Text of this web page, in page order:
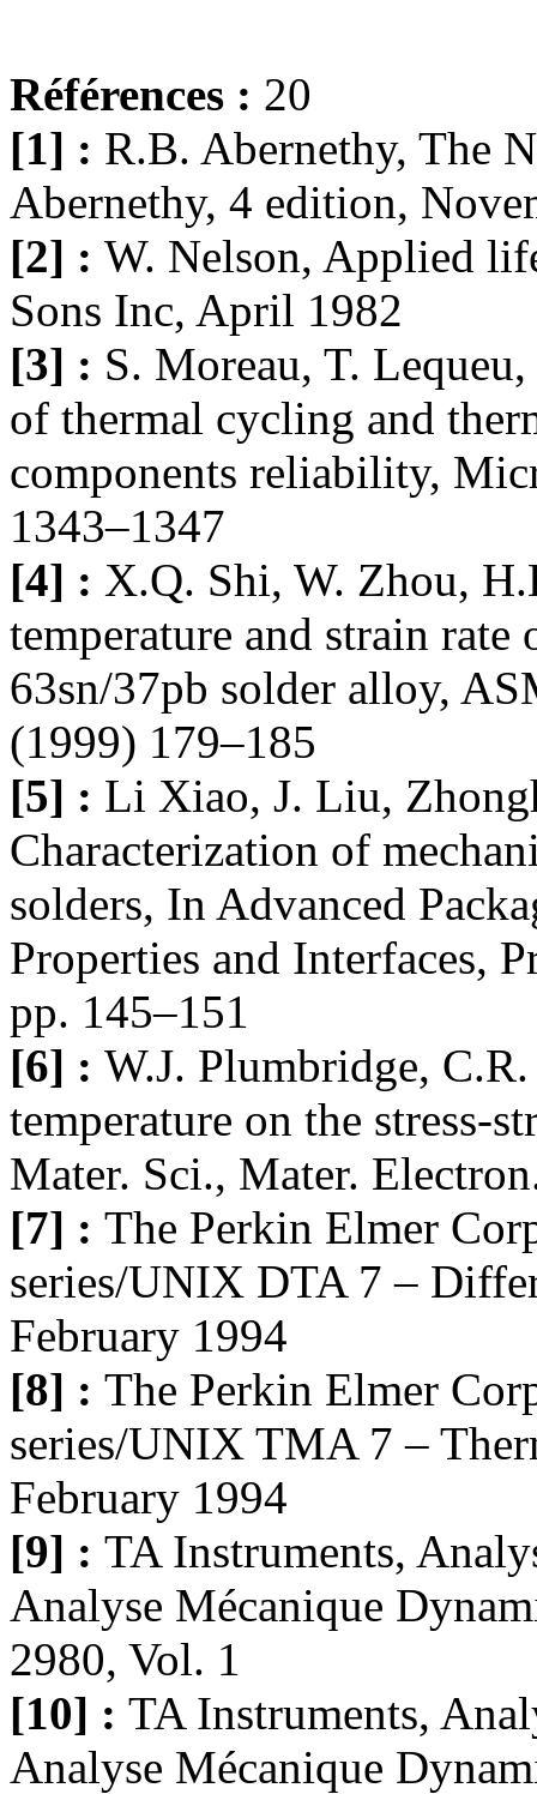
Références : 20
[1] : R.B. Abernethy, The
Abernethy, 4 edition,
[2] : W. Nelson, Applied
Sons Inc, April 1982
[3] : S. Moreau, T.
of thermal cycling and
components reliability,
1343–1347
[4] : X.Q. Shi, W. Zhou,
temperature and strain
63sn/37pb solder alloy,
(1999) 179–185
[5] : Li Xiao, J. Liu,
Characterization of
solders, In Advanced
Properties and Interfaces,
pp. 145–151
[6] : W.J. Plumbridge,
temperature on the stress-
Mater. Sci., Mater.
[7] : The Perkin Elmer
series/UNIX DTA 7 –
February 1994
[8] : The Perkin Elmer
series/UNIX TMA 7 –
February 1994
[9] : TA Instruments,
Analyse Mécanique
2980, Vol. 1
[10] : TA Instruments,
Analyse Mécanique